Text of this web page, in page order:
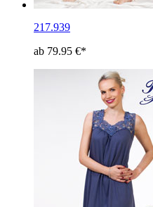
217.939
ab 79.95 €*